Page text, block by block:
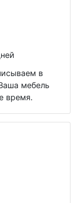
в
мебель
время.